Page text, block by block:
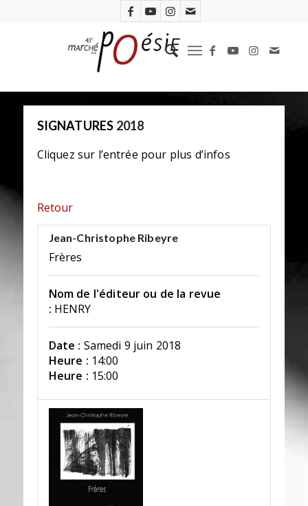
SIGNATURES 2018
Cliquez sur l’entrée pour plus d’infos
Retour
Jean-Christophe Ribeyre
Frères
Nom de l'éditeur ou de la revue
: HENRY
Date : Samedi 9 juin 2018
Heure : 14:00
Heure : 15:00